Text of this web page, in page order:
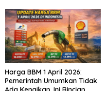
Harga BBM 1 April 2026:
Pemerintah Umumkan Tidak